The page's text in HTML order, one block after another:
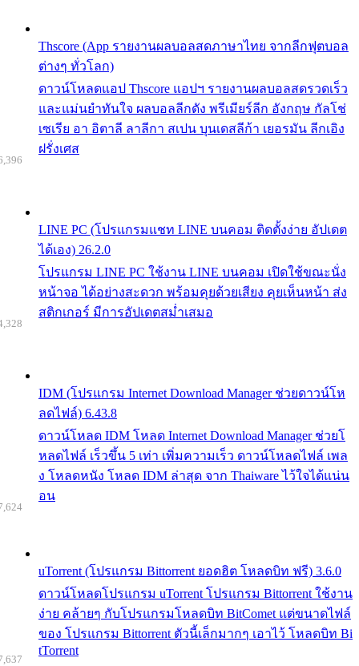
Thscore (App รายงานผลบอลสดภาษาไทย จากลีกฟุตบอล
ต่างๆ ทั่วโลก)
ดาวน์โหลดแอป Thscore แอปฯ รายงานผลบอลสดรวดเร็ว
และแม่นยำทันใจ ผลบอลลีกดัง พรีเมียร์ลีก อังกฤษ กัลโช่
เซเรีย อา อิตาลี ลาลีกา สเปน บุนเดสลีก้า เยอรมัน ลีกเอิง
ฝรั่งเศส
LINE PC (โปรแกรมแชท LINE บนคอม ติดตั้งง่าย อัปเดต
ได้เอง) 26.2.0
โปรแกรม LINE PC ใช้งาน LINE บนคอม เปิดใช้ขณะนั่ง
หน้าจอ ได้อย่างสะดวก พร้อมคุยด้วยเสียง คุยเห็นหน้า ส่ง
สติกเกอร์ มีการอัปเดตสม่ำเสมอ
IDM (โปรแกรม Internet Download Manager ช่วยดาวน์โห
ลดไฟล์) 6.43.8
ดาวน์โหลด IDM โหลด Internet Download Manager ช่วยโ
หลดไฟล์ เร็วขึ้น 5 เท่า เพิ่มความเร็ว ดาวน์โหลดไฟล์ เพล
ง โหลดหนัง โหลด IDM ล่าสุด จาก Thaiware ไว้ใจได้แน่น
อน
uTorrent (โปรแกรม Bittorrent ยอดฮิต โหลดบิท ฟรี) 3.6.0
ดาวน์โหลดโปรแกรม uTorrent โปรแกรม Bittorrent ใช้งาน
ง่าย คล้ายๆ กับโปรแกรมโหลดบิท BitComet แต่ขนาดไฟล์
ของ โปรแกรม Bittorrent ตัวนี้เล็กมากๆ เอาไว้ โหลดบิท Bi
tTorrent